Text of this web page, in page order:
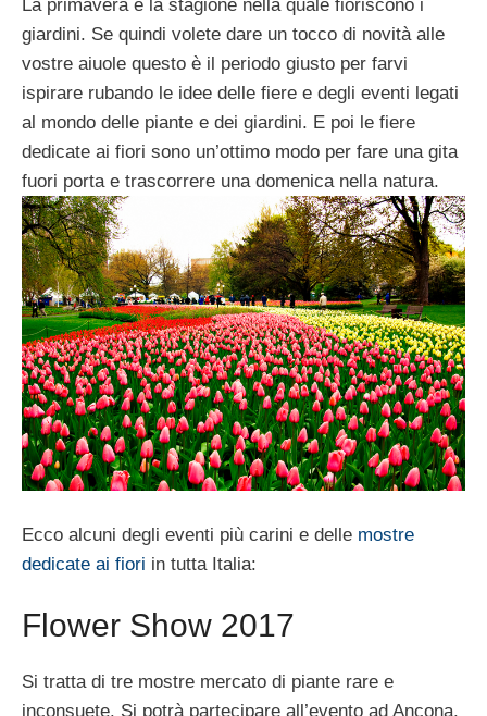
La primavera è la stagione nella quale fioriscono i
giardini. Se quindi volete dare un tocco di novità alle
vostre aiuole questo è il periodo giusto per farvi
ispirare rubando le idee delle fiere e degli eventi legati
al mondo delle piante e dei giardini. E poi le fiere
dedicate ai fiori sono un’ottimo modo per fare una gita
fuori porta e trascorrere una domenica nella natura.
Ecco alcuni degli eventi più carini e delle mostre
dedicate ai fiori in tutta Italia:
Flower Show 2017
Si tratta di tre mostre mercato di piante rare e
inconsuete. Si potrà partecipare all’evento ad Ancona,